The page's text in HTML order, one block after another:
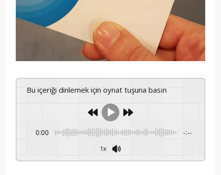
Bu içeriği dinlemek için oynat tuşuna basın
0:00 -:--
1x